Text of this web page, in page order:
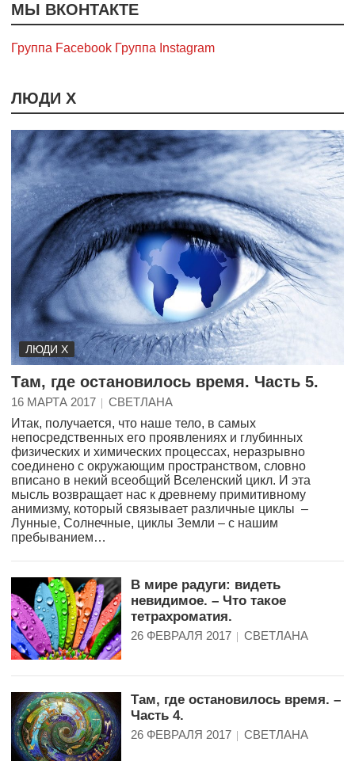
МЫ ВКОНТАКТЕ
Группа Facebook Группа Instagram
ЛЮДИ Х
ЛЮДИ Х
Там, где остановилось время. Часть 5.
16 МАРТА 2017
СВЕТЛАНА
Итак, получается, что наше тело, в самых
непосредственных его проявлениях и глубинных
физических и химических процессах, неразрывно
соединено с окружающим пространством, словно
вписано в некий всеобщий Вселенский цикл. И эта
мысль возвращает нас к древнему примитивному
анимизму, который связывает различные циклы –
Лунные, Солнечные, циклы Земли – с нашим
пребыванием…
В мире радуги: видеть
невидимое. – Что такое
тетрахроматия.
26 ФЕВРАЛЯ 2017 СВЕТЛАНА
Там, где остановилось время. –
Часть 4.
26 ФЕВРАЛЯ 2017 СВЕТЛАНА